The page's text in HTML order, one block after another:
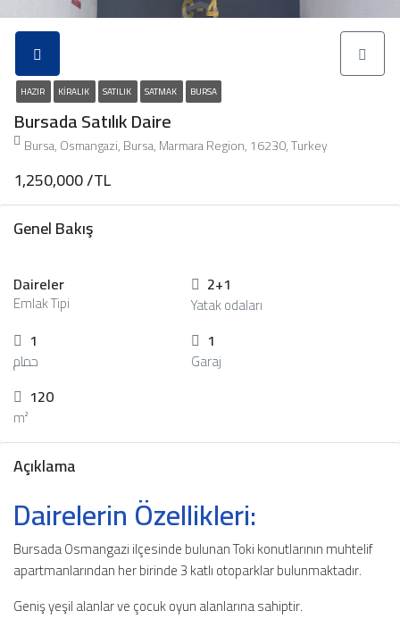
HAZIR KIRALIK SATILIK SATMAK BURSA
Bursada Satılık Daire
Bursa, Osmangazi, Bursa, Marmara Region, 16230, Turkey
1,250,000 /TL
Genel Bakış
Daireler
Emlak Tipi
2+1
Yatak odaları
1
حمام
1
Garaj
120
m²
Açıklama
Dairelerin Özellikleri:
Bursada Osmangazi ilçesinde bulunan Toki konutlarının muhtelif
apartmanlarından her birinde 3 katlı otoparklar bulunmaktadır.
Geniş yeşil alanlar ve çocuk oyun alanlarına sahiptir.